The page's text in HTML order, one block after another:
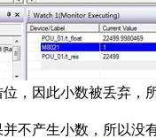
，因此小数被丢弃
不产生小数，所以没